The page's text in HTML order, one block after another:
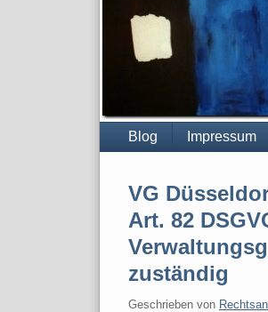
Blog Impressum
VG
Art. 82
zuständig
Geschrieben von